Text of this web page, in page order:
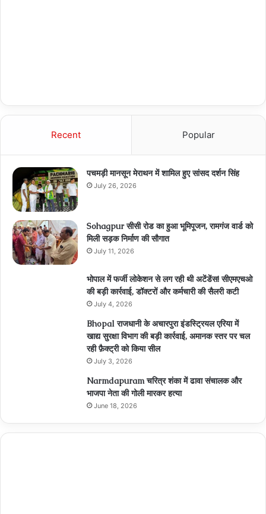
Recent Popular
पचमड़ी मानसून मेराथन में शामिल हुए सांसद दर्शन सिंह
July 26, 2026
Sohagpur सीसी रोड का हुआ भूमिपूजन, रामगंज वार्ड को
मिली सड़क निर्माण की सौगात
July 11, 2026
भोपाल में फर्जी लोकेशन से लग रही थी अटेंडेंस! सीएमएचओ
की बड़ी कार्रवाई, डॉक्टरों और कर्मचारी की सैलरी कटी
July 4, 2026
Bhopal राजधानी के अचारपुरा इंडस्ट्रियल एरिया में
खाद्य सुरक्षा विभाग की बड़ी कार्रवाई, अमानक स्तर पर चल
रही फ़ैक्ट्री को किया सील
July 3, 2026
Narmdapuram चरित्र शंका में ढावा संचालक और
भाजपा नेता की गोली मारकर हत्या
June 18, 2026